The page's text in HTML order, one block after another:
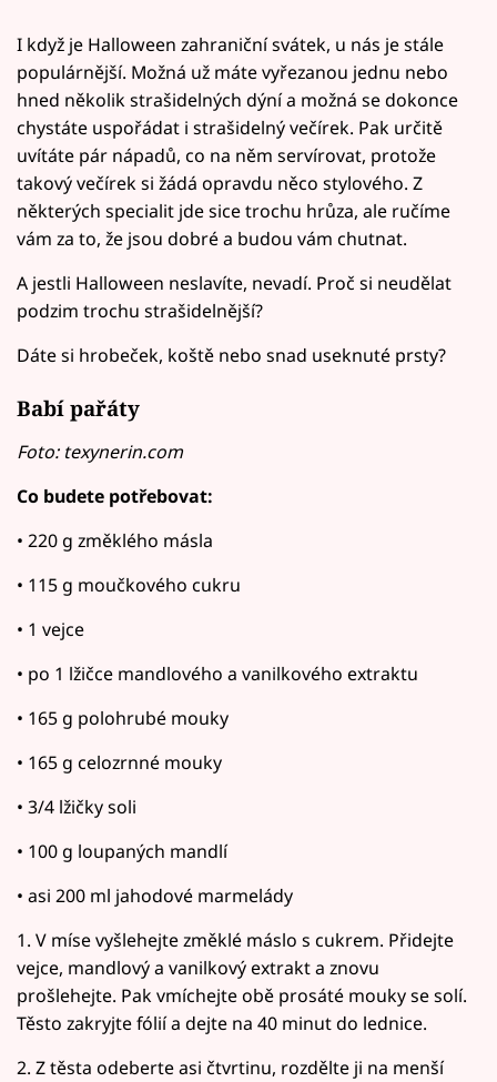
I když je Halloween zahraniční svátek, u nás je stále
populárnější. Možná už máte vyřezanou jednu nebo
hned několik strašidelných dýní a možná se dokonce
chystáte uspořádat i strašidelný večírek. Pak určitě
uvítáte pár nápadů, co na něm servírovat, protože
takový večírek si žádá opravdu něco stylového. Z
některých specialit jde sice trochu hrůza, ale ručíme
vám za to, že jsou dobré a budou vám chutnat.
A jestli Halloween neslavíte, nevadí. Proč si neudělat
podzim trochu strašidelnější?
Dáte si hrobeček, koště nebo snad useknuté prsty?
Babí pařáty
Foto: texynerin.com
Co budete potřebovat:
• 220 g změklého másla
• 115 g moučkového cukru
• 1 vejce
• po 1 lžičce mandlového a vanilkového extraktu
• 165 g polohrubé mouky
• 165 g celozrnné mouky
• 3/4 lžičky soli
• 100 g loupaných mandlí
• asi 200 ml jahodové marmelády
1. V míse vyšlehejte změklé máslo s cukrem. Přidejte
vejce, mandlový a vanilkový extrakt a znovu
prošlehejte. Pak vmíchejte obě prosáté mouky se solí.
Těsto zakryjte fólií a dejte na 40 minut do lednice.
2. Z těsta odeberte asi čtvrtinu, rozdělte ji na menší